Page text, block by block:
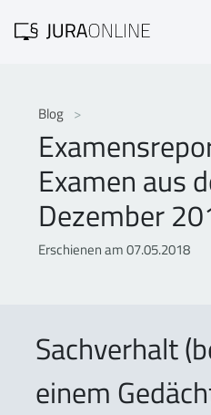
Blog
Examen aus
Dezember
Erschienen am 07.05.2018
Sachverhalt
einem